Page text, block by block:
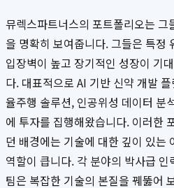
뮤렉스파트너스의 포트폴리오는 그
을 명확히 보여줍니다. 그들은 특정
입장벽이 높고 장기적인 성장이 기
다. 대표적으로 AI 기반 신약 개발
율주행 솔루션, 인공위성 데이터 분
에 투자를 집행해왔습니다. 이러한
던 배경에는 기술에 대한 깊이 있는
역할이 큽니다. 각 분야의 박사급
팀은 복잡한 기술의 본질을 꿰뚫어